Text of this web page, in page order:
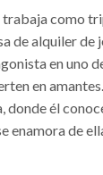
como
de alquiler de
en uno
en
donde él
enamora de